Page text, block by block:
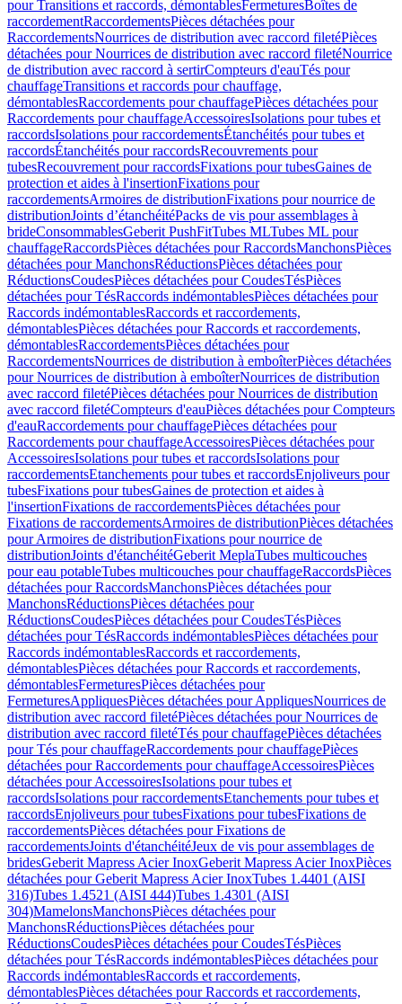
pour Transitions et raccords, démontablesFermeturesBoîtes de
raccordementRaccordementsPièces détachées pour
RaccordementsNourrices de distribution avec raccord filetéPièces
détachées pour Nourrices de distribution avec raccord filetéNourrice
de distribution avec raccord à sertirCompteurs d'eauTés pour
chauffageTransitions et raccords pour chauffage,
démontablesRaccordements pour chauffagePièces détachées pour
Raccordements pour chauffageAccessoiresIsolations pour tubes et
raccordsIsolations pour raccordementsÉtanchéités pour tubes et
raccordsÉtanchéités pour raccordsRecouvrements pour
tubesRecouvrement pour raccordsFixations pour tubesGaines de
protection et aides à l'insertionFixations pour
raccordementsArmoires de distributionFixations pour nourrice de
distributionJoints d’étanchéitéPacks de vis pour assemblages à
brideConsommablesGeberit PushFitTubes MLTubes ML pour
chauffageRaccordsPièces détachées pour RaccordsManchonsPièces
détachées pour ManchonsRéductionsPièces détachées pour
RéductionsCoudesPièces détachées pour CoudesTésPièces
détachées pour TésRaccords indémontablesPièces détachées pour
Raccords indémontablesRaccords et raccordements,
démontablesPièces détachées pour Raccords et raccordements,
démontablesRaccordementsPièces détachées pour
RaccordementsNourrices de distribution à emboîterPièces détachées
pour Nourrices de distribution à emboîterNourrices de distribution
avec raccord filetéPièces détachées pour Nourrices de distribution
avec raccord filetéCompteurs d'eauPièces détachées pour Compteurs
d'eauRaccordements pour chauffagePièces détachées pour
Raccordements pour chauffageAccessoiresPièces détachées pour
AccessoiresIsolations pour tubes et raccordsIsolations pour
raccordementsEtanchements pour tubes et raccordsEnjoliveurs pour
tubesFixations pour tubesGaines de protection et aides à
l'insertionFixations de raccordementsPièces détachées pour
Fixations de raccordementsArmoires de distributionPièces détachées
pour Armoires de distributionFixations pour nourrice de
distributionJoints d'étanchéitéGeberit MeplaTubes multicouches
pour eau potableTubes multicouches pour chauffageRaccordsPièces
détachées pour RaccordsManchonsPièces détachées pour
ManchonsRéductionsPièces détachées pour
RéductionsCoudesPièces détachées pour CoudesTésPièces
détachées pour TésRaccords indémontablesPièces détachées pour
Raccords indémontablesRaccords et raccordements,
démontablesPièces détachées pour Raccords et raccordements,
démontablesFermeturesPièces détachées pour
FermeturesAppliquesPièces détachées pour AppliquesNourrices de
distribution avec raccord filetéPièces détachées pour Nourrices de
distribution avec raccord filetéTés pour chauffagePièces détachées
pour Tés pour chauffageRaccordements pour chauffagePièces
détachées pour Raccordements pour chauffageAccessoiresPièces
détachées pour AccessoiresIsolations pour tubes et
raccordsIsolations pour raccordementsEtanchements pour tubes et
raccordsEnjoliveurs pour tubesFixations pour tubesFixations de
raccordementsPièces détachées pour Fixations de
raccordementsJoints d'étanchéitéJeux de vis pour assemblages de
bridesGeberit Mapress Acier InoxGeberit Mapress Acier InoxPièces
détachées pour Geberit Mapress Acier InoxTubes 1.4401 (AISI
316)Tubes 1.4521 (AISI 444)Tubes 1.4301 (AISI
304)MamelonsManchonsPièces détachées pour
ManchonsRéductionsPièces détachées pour
RéductionsCoudesPièces détachées pour CoudesTésPièces
détachées pour TésRaccords indémontablesPièces détachées pour
Raccords indémontablesRaccords et raccordements,
démontablesPièces détachées pour Raccords et raccordements,